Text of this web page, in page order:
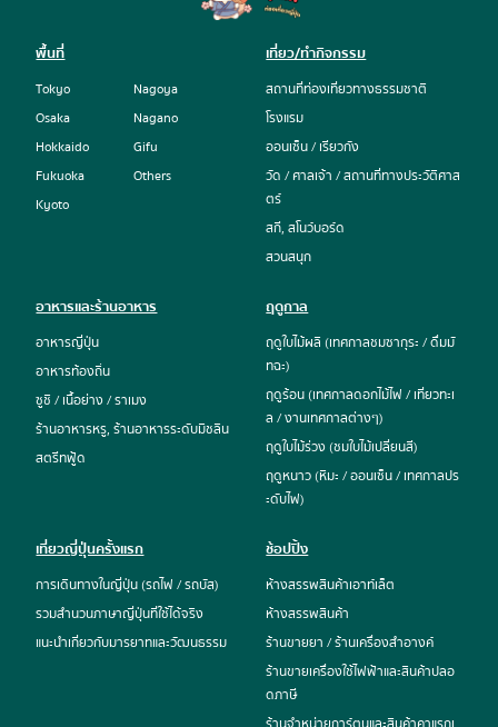
พื้นที่
Tokyo
Osaka
Hokkaido
Fukuoka
Kyoto
Nagoya
Nagano
Gifu
Others
เที่ยว/ทำกิจกรรม
สถานที่ท่องเที่ยวทางธรรมชาติ
โรงแรม
ออนเซ็น / เรียวกัง
วัด / ศาลเจ้า / สถานที่ทางประวัติศาส
ตร์
สกี, สโนว์บอร์ด
สวนสนุก
อาหารและร้านอาหาร
อาหารญี่ปุ่น
อาหารท้องถิ่น
ซูชิ / เนื้อย่าง / ราเมง
ร้านอาหารหรู, ร้านอาหารระดับมิชลิน
สตรีทฟู้ด
ฤดูกาล
ฤดูใบไม้ผลิ (เทศกาลชมซากุระ / ดื่มมั
ทฉะ)
ฤดูร้อน (เทศกาลดอกไม้ไฟ / เที่ยวทะเ
ล / งานเทศกาลต่างๆ)
ฤดูใบไม้ร่วง (ชมใบไม้เปลี่ยนสี)
ฤดูหนาว (หิมะ / ออนเซ็น / เทศกาลปร
ะดับไฟ)
เที่ยวญี่ปุ่นครั้งแรก
การเดินทางในญี่ปุ่น (รถไฟ / รถบัส)
รวมสำนวนภาษาญี่ปุ่นที่ใช้ได้จริง
แนะนำเกี่ยวกับมารยาทและวัฒนธรรม
ช้อปปิ้ง
ห้างสรรพสินค้าเอาท์เล็ต
ห้างสรรพสินค้า
ร้านขายยา / ร้านเครื่องสำอางค์
ร้านขายเครื่องใช้ไฟฟ้าและสินค้าปลอ
ดภาษี